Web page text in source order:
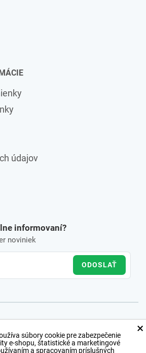
údajov
informovaní?
noviniek
ODOSLAŤ
×
súbory cookie pre zabezpečenie
e-shopu, štatistické a marketingové
a spracovaním príslušných